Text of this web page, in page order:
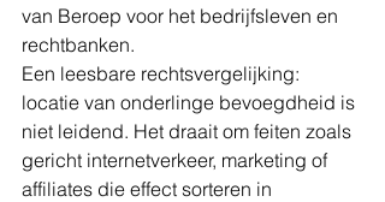
van Beroep voor het bedrijfsleven en
rechtbanken.
Een leesbare rechtsvergelijking:
locatie van onderlinge bevoegdheid is
niet leidend. Het draait om feiten zoals
gericht internetverkeer, marketing of
affiliates die effect sorteren in